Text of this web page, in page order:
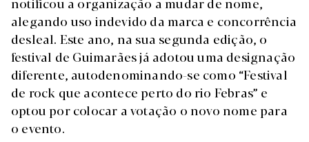
alegando uso indevido da marca e concorrência
desleal. Este ano, na sua segunda edição, o
festival de Guimarães já adotou uma designação
diferente, autodenominando-se como “Festival
de rock que acontece perto do rio Febras” e
optou por colocar a votação o novo nome para
o evento.